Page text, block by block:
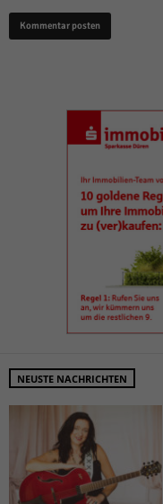
NEUSTE NACHRICHTEN